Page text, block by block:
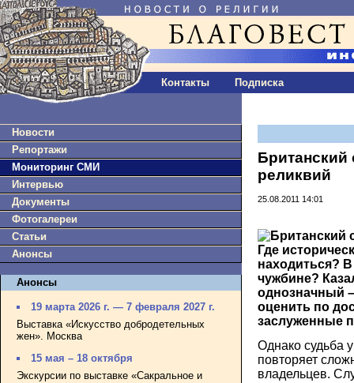
Контакты Подписка
Новости
Репортажи
Мониторинг СМИ
Интервью
Документы
Фотогалереи
Статьи
Анонсы
Анонсы
19 марта 2026 г. — 7 февраля 2027 г.
Выставка «Искусство добродетельных
жен». Москва
15 мая – 18 октября
Экскурсии по выставке «Сакральное и
Британский
реликвий
25.08.2011 14:01
Где
находиться?
чужбине?
однозначный
оценить по
заслуженные
Однако судьба
повторяет
владельцев.